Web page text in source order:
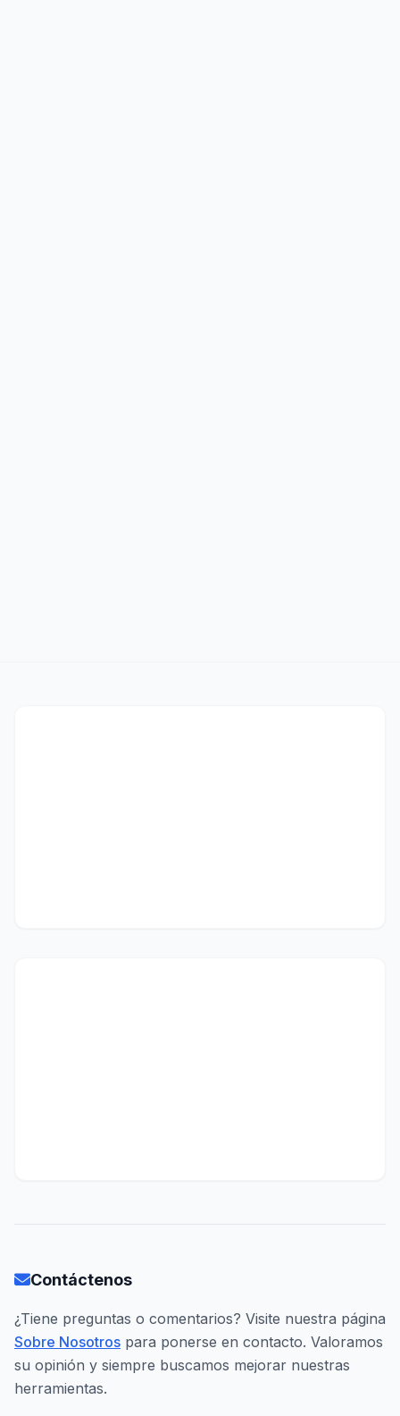
Contáctenos
¿Tiene preguntas o comentarios? Visite nuestra página
Sobre Nosotros para ponerse en contacto. Valoramos
su opinión y siempre buscamos mejorar nuestras
herramientas.